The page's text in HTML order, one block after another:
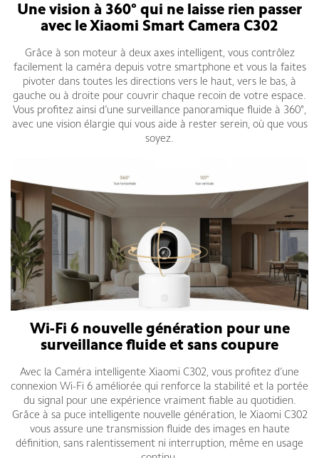
Une vision à 360° qui ne laisse rien passer
avec le Xiaomi Smart Camera C302
Grâce à son moteur à deux axes intelligent, vous contrôlez
facilement la caméra depuis votre smartphone et vous la faites
pivoter dans toutes les directions vers le haut, vers le bas, à
gauche ou à droite pour couvrir chaque recoin de votre espace.
Vous profitez ainsi d’une surveillance panoramique fluide à 360°,
avec une vision élargie qui vous aide à rester serein, où que vous
soyez.
Wi-Fi 6 nouvelle génération pour une
surveillance fluide et sans coupure
Avec la Caméra intelligente Xiaomi C302, vous profitez d’une
connexion Wi-Fi 6 améliorée qui renforce la stabilité et la portée
du signal pour une expérience vraiment fiable au quotidien.
Grâce à sa puce intelligente nouvelle génération, le Xiaomi C302
vous assure une transmission fluide des images en haute
définition, sans ralentissement ni interruption, même en usage